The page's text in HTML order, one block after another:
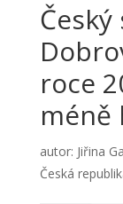
roce
méně
autor: Jiřina
Česká